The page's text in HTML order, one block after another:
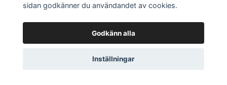
© 2026 PB Home Interior AB
sidan godkänner du användandet av cookies.
Godkänn alla
Inställningar